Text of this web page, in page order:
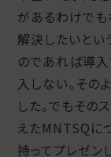
があるわけでも
解決したいとい
のであれば導
入しない。その
した。でもその
えたMNTSQに
持ってプレゼン